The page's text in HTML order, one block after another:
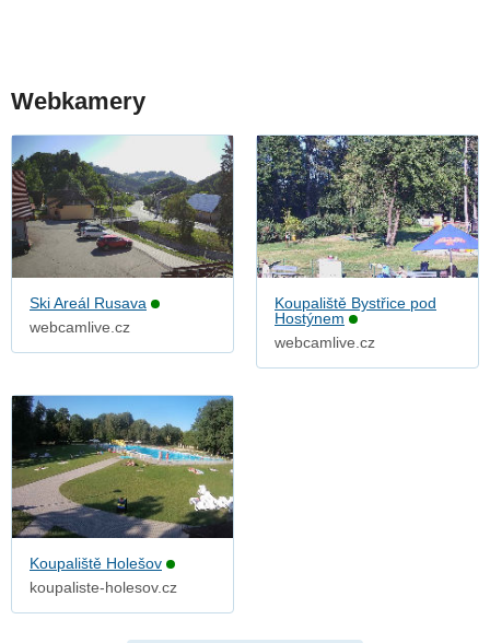
Webkamery
Ski Areál Rusava
webcamlive.cz
Koupaliště Bystřice pod
Hostýnem
webcamlive.cz
Koupaliště Holešov
koupaliste-holesov.cz